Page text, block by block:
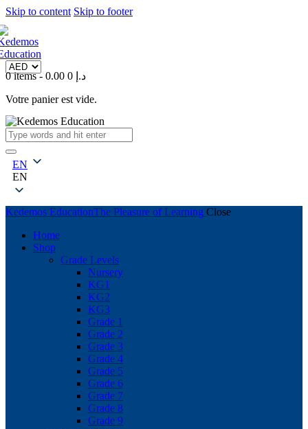
Skip to content Skip to footer
0 items- 0.00 د.إ 0
Votre panier est vide.
EN
EN
Kedemos EducationThe Pleasure of Learning Close
Home
Shop
Grade Levels
Nursery
KG1
KG2
KG3
Grade 1
Grade 2
Grade 3
Grade 4
Grade 5
Grade 6
Grade 7
Grade 8
Grade 9